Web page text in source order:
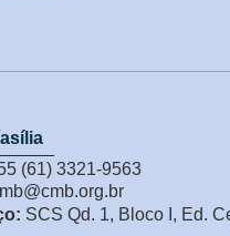
(61) 3321-9563
SCS Qd. 1, Bloco I, Ed.